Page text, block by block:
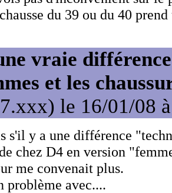
du 39 ou du 40
vraie
et les
le 16/01/08
s'il y a une différence
chez D4 en version
me convenait plus.
problème avec....